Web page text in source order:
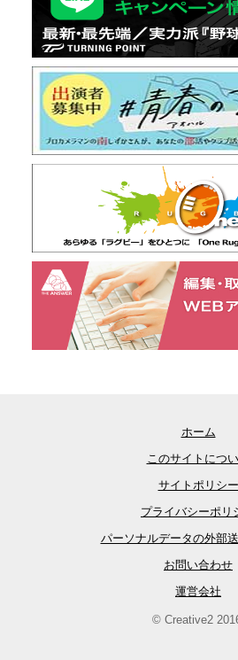
ホーム
このサイトにつ
サイトポリシー
プライバシーポリ
パーソナルデータの外部
お問い合わせ
運営会社
© Creative2